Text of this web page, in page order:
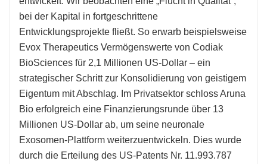
bei der Kapital in fortgeschrittene
Entwicklungsprojekte fließt. So erwarb beispielsweise
Evox Therapeutics Vermögenswerte von Codiak
BioSciences für 2,1 Millionen US-Dollar – ein
strategischer Schritt zur Konsolidierung von geistigem
Eigentum mit Abschlag. Im Privatsektor schloss Aruna
Bio erfolgreich eine Finanzierungsrunde über 13
Millionen US-Dollar ab, um seine neuronale
Exosomen-Plattform weiterzuentwickeln. Dies wurde
durch die Erteilung des US-Patents Nr. 11.993.787